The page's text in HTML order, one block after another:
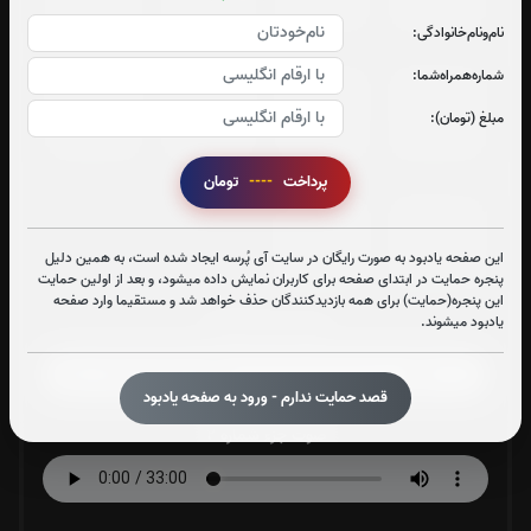
نام‌و‌نام‌خانوادگی:
شماره‌همراه‌شما:
مبلغ (تومان):
پرداخت ----
این صفحه یادبود به صورت رایگان در سایت آی پُرسه ایجاد شده است، به همین دلیل
پنجره حمایت در ابتدای صفحه برای کاربران نمایش داده میشود، و بعد از اولین حمایت
این پنجره(حمایت) برای همه بازدیدکنندگان حذف خواهد شد و مستقیما وارد صفحه
یادبود میشوند.
قصد حمایت ندارم - ورود به صفحه یادبود
جزء 26
0بار
جزء 27
0بار
جزء 28
0بار
جزء 29
0بار
جزء 30
0بار
صوت جزء شماره 2